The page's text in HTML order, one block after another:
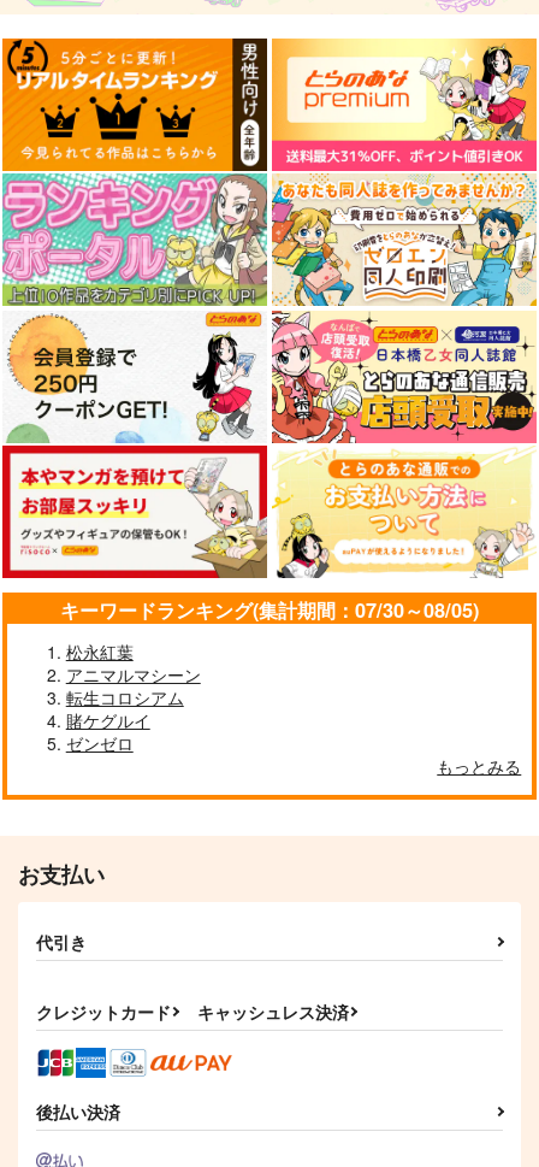
キーワードランキング(集計期間：07/30～08/05)
松永紅葉
アニマルマシーン
転生コロシアム
賭ケグルイ
ゼンゼロ
もっとみる
お支払い
代引き
クレジットカード キャッシュレス決済
後払い決済